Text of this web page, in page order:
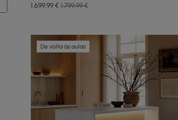
1.699,99€ 1.799,99 €
De volta às aulas